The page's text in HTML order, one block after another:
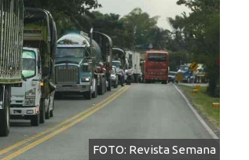
FOTO: Revista Semana